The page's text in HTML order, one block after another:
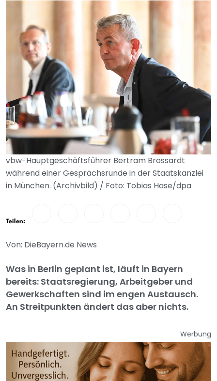
vbw-Hauptgeschäftsführer Bertram Brossardt
während einer Gesprächsrunde in der Staatskanzlei
in München. (Archivbild) / Foto: Tobias Hase/dpa
Teilen:
Von: DieBayern.de News
Was in Berlin geplant ist, läuft in Bayern
bereits: Staatsregierung, Arbeitgeber und
Gewerkschaften sind im engen Austausch.
An Streitpunkten ändert das aber nichts.
Werbung